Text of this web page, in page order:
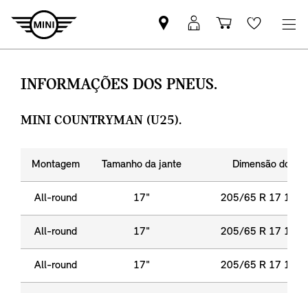
Pesquisar
parceiro
Iniciar
sessão
Carrinho
de
Wishlist
INFORMAÇÕES DOS PNEUS.
MINI COUNTRYMAN (U25).
Montagem Tamanho da jante Dimensão do
All-round 17" 205/65 R 17 100
All-round 17" 205/65 R 17 100
All-round 17" 205/65 R 17 100